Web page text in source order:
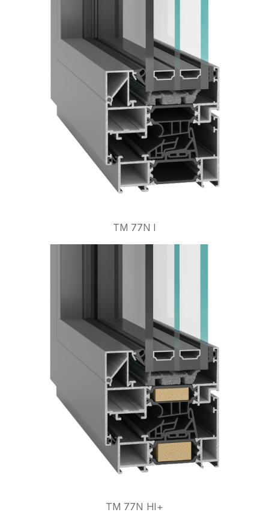
TM 77N I
TM 77N HI+